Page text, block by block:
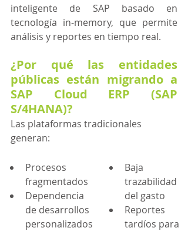
inteligente de SAP basado en
tecnología in-memory, que permite
análisis y reportes en tiempo real.
¿Por qué las entidades
públicas están migrando a
SAP Cloud ERP (SAP
S/4HANA)?
Las plataformas tradicionales
generan:
Procesos
fragmentados
Dependencia
de desarrollos
personalizados
Baja
trazabilidad
del gasto
Reportes
tardíos para